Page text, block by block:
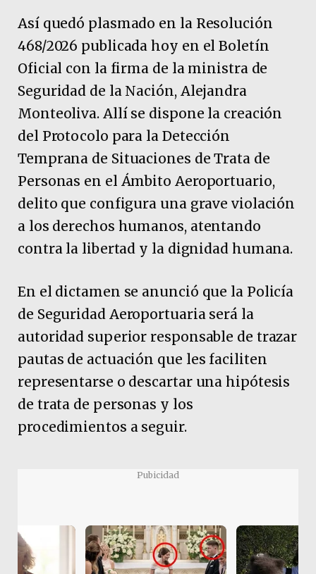
Así quedó plasmado en la Resolución
468/2026 publicada hoy en el Boletín
Oficial con la firma de la ministra de
Seguridad de la Nación, Alejandra
Monteoliva. Allí se dispone la creación
del Protocolo para la Detección
Temprana de Situaciones de Trata de
Personas en el Ámbito Aeroportuario,
delito que configura una grave violación
a los derechos humanos, atentando
contra la libertad y la dignidad humana.
En el dictamen se anunció que la Policía
de Seguridad Aeroportuaria será la
autoridad superior responsable de trazar
pautas de actuación que les faciliten
representarse o descartar una hipótesis
de trata de personas y los
procedimientos a seguir.
Pubicidad